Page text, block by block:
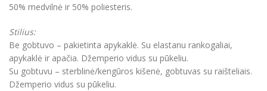
50% medvilnė ir 50% poliesteris.
Stilius:
Be gobtuvo – pakietinta apykaklė. Su elastanu rankogaliai,
apykaklė ir apačia. Džemperio vidus su pūkeliu.
Su gobtuvu – sterblinė/kengūros kišenė, gobtuvas su raišteliais.
Džemperio vidus su pūkeliu.